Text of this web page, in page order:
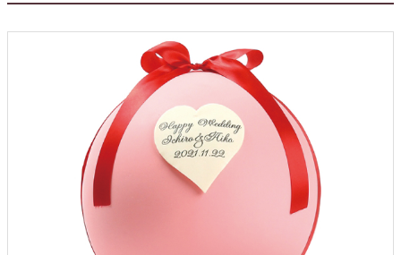
引出物ギフト
カタログギフト